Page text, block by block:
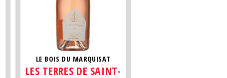
LE BOIS DU MARQUISAT
LES TERRES DE SAINT-